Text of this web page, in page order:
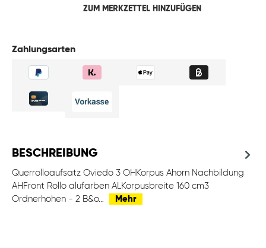
ZUM MERKZETTEL HINZUFÜGEN
Zahlungsarten
BESCHREIBUNG
Querrolloaufsatz Oviedo 3 OHKorpus Ahorn Nachbildung
AHFront Rollo alufarben ALKorpusbreite 160 cm3
Ordnerhöhen - 2 B&o…
Mehr